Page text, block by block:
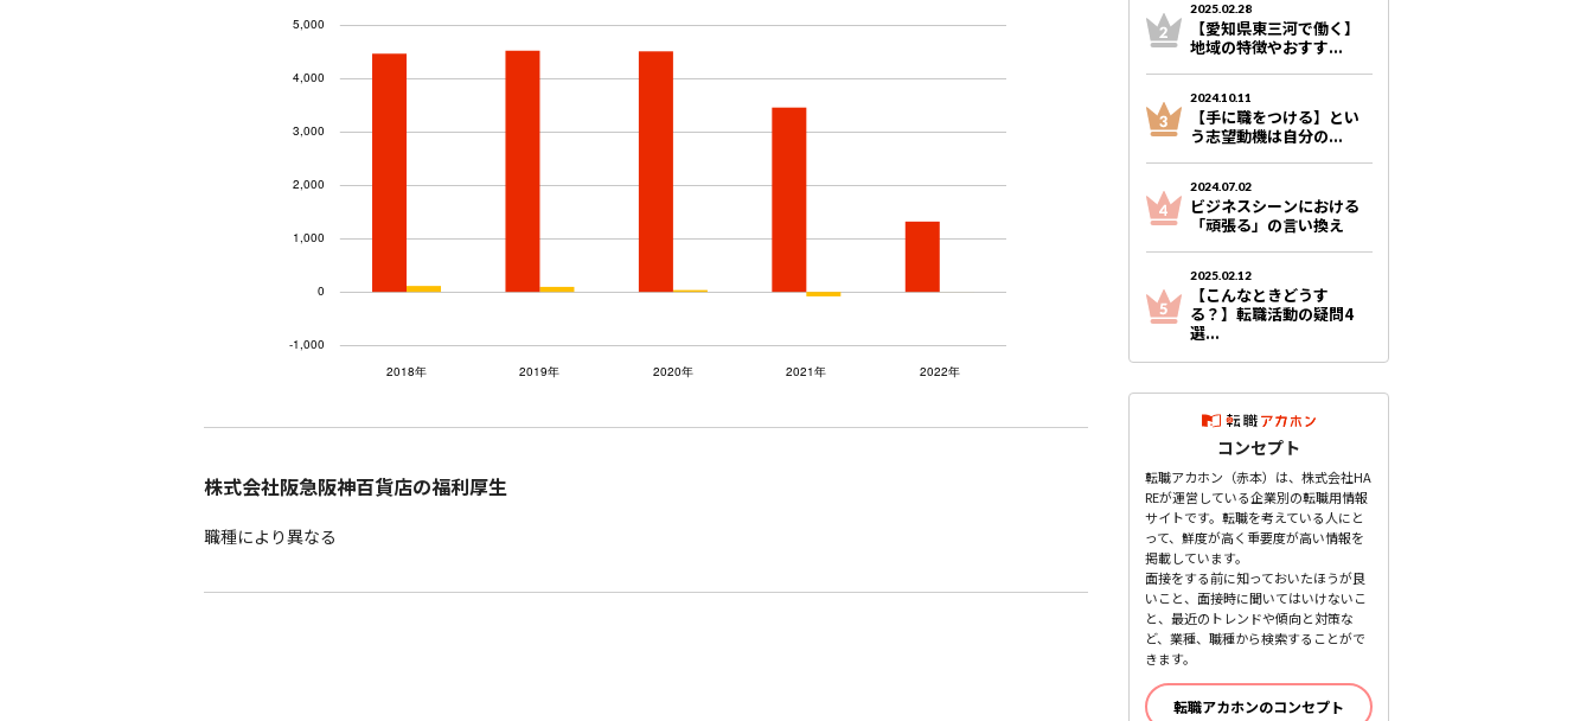
株式会社阪急阪神百貨店の福利厚生
職種により異なる
2025.02.28
【愛知県東三河で働く】
地域の特徴やおすす...
2024.10.11
【手に職をつける】とい
う志望動機は自分の...
2024.07.02
ビジネスシーンにおける
「頑張る」の言い換え
2025.02.12
【こんなときどうす
る？】転職活動の疑問4
選...
コンセプト
転職アカホン（赤本）は、株式会社HA
REが運営している企業別の転職用情報
サイトです。転職を考えている人にと
って、鮮度が高く重要度が高い情報を
掲載しています。
面接をする前に知っておいたほうが良
いこと、面接時に聞いてはいけないこ
と、最近のトレンドや傾向と対策な
ど、業種、職種から検索することがで
きます。
転職アカホンのコンセプト